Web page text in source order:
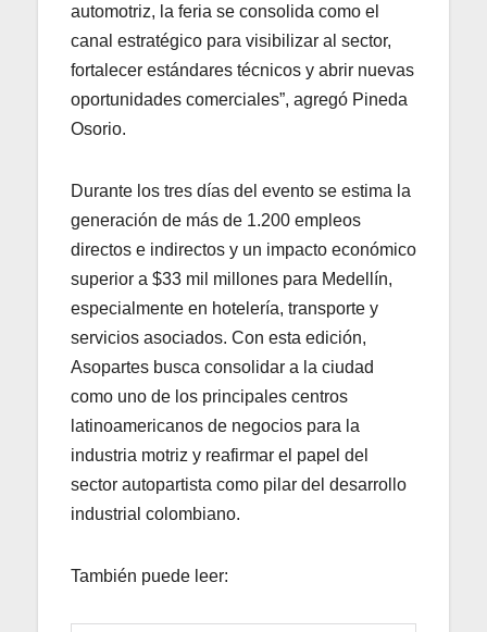
automotriz, la feria se consolida como el
canal estratégico para visibilizar al sector,
fortalecer estándares técnicos y abrir nuevas
oportunidades comerciales”, agregó Pineda
Osorio.
Durante los tres días del evento se estima la
generación de más de 1.200 empleos
directos e indirectos y un impacto económico
superior a $33 mil millones para Medellín,
especialmente en hotelería, transporte y
servicios asociados. Con esta edición,
Asopartes busca consolidar a la ciudad
como uno de los principales centros
latinoamericanos de negocios para la
industria motriz y reafirmar el papel del
sector autopartista como pilar del desarrollo
industrial colombiano.
También puede leer: